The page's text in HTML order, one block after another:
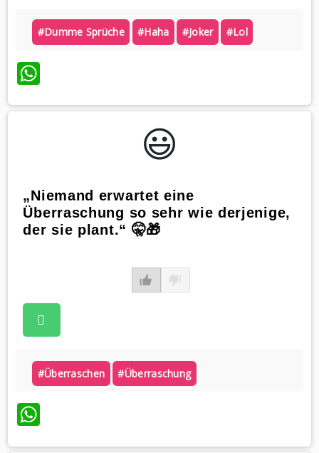
#dumme Sprüche #haha #joker #lol
WhatsApp
😃️
„Niemand erwartet eine
Überraschung so sehr wie derjenige,
der sie plant.“ 🤫🎁
#überraschen #überraschung
WhatsApp